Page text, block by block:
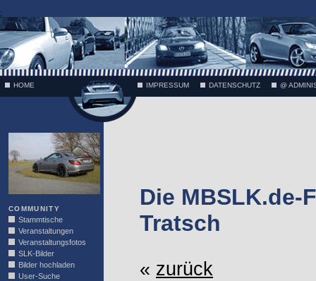
;
HOME IMPRESSUM DATENSCHUTZ @
COMMUNITY
Stammtische
Veranstaltungen
Veranstaltungsfotos
SLK-Bilder
Bilder hochladen
User-Suche
Die MBSLK.de-
Tratsch
« zurück